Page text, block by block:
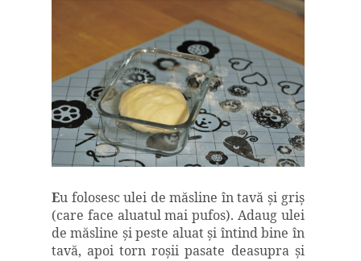
Eu folosesc ulei de măsline în tavă şi griş
(care face aluatul mai pufos). Adaug ulei
de măsline şi peste aluat şi întind bine în
tavă, apoi torn roşii pasate deasupra şi